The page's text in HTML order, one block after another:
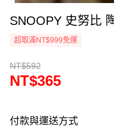
SNOOPY 史努比
超取滿NT$999免運
NT$592
NT$365
付款與運送方式